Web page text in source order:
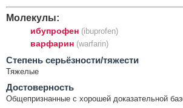
Молекулы:
ибупрофен (ibuprofen)
варфарин (warfarin)
Cтепень серьёзности/тяжести
Тяжелые
Достоверность
Общепризнанные с хорошей доказательной